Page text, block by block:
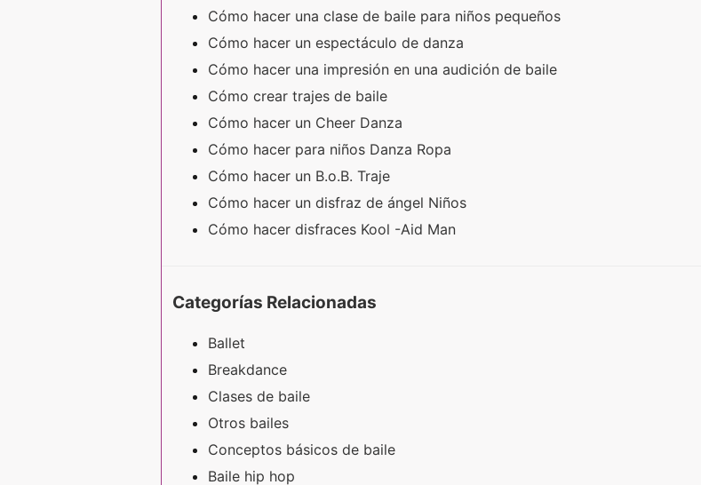
Cómo hacer una clase de baile para niños pequeños
Cómo hacer un espectáculo de danza
Cómo hacer una impresión en una audición de baile
Cómo crear trajes de baile
Cómo hacer un Cheer Danza
Cómo hacer para niños Danza Ropa
Cómo hacer un B.o.B. Traje
Cómo hacer un disfraz de ángel Niños
Cómo hacer disfraces Kool -Aid Man
Categorías Relacionadas
Ballet
Breakdance
Clases de baile
Otros bailes
Conceptos básicos de baile
Baile hip hop